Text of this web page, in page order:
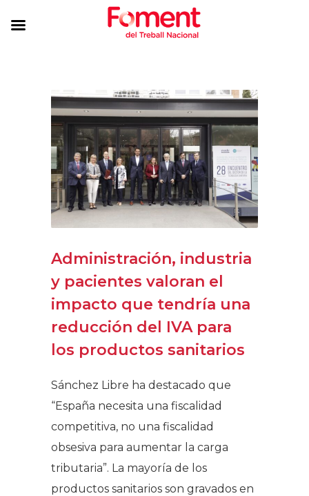
Administración, industria
y pacientes valoran el
impacto que tendría una
reducción del IVA para
los productos sanitarios
Sánchez Libre ha destacado que
“España necesita una fiscalidad
competitiva, no una fiscalidad
obsesiva para aumentar la carga
tributaria”. La mayoría de los
productos sanitarios son gravados en